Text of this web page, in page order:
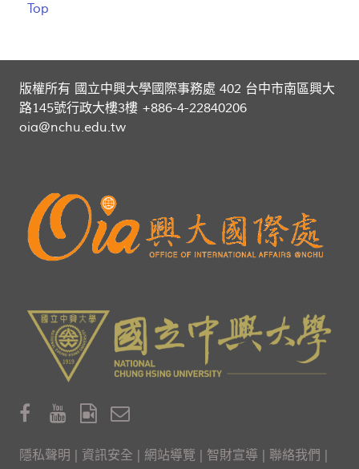
Top
版權所有 國立中興大學國際事務處 402 台中市南區興大
路145號行政大樓3樓 +886-4-22840206
oia@nchu.edu.tw
隱私聲明 | 資訊安全 | 網站導覽 | 智財宣導 | 聯絡我們 |